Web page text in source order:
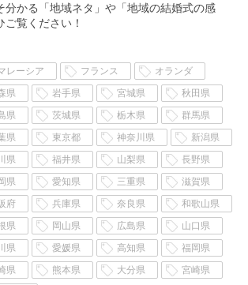
分かる「地域ネタ」や「地域の結婚式の感
覧ください！
レーシア フランス
オランダ
県 岩手県 宮城県
秋田県
県 茨城県 栃木県
群馬県
県 東京都 神奈川県
新潟県
県 福井県 山梨県
長野県
県 愛知県 三重県
滋賀県
府 兵庫県 奈良県
和歌山県
県 岡山県 広島県
山口県
県 愛媛県 高知県
福岡県
県 熊本県 大分県
宮崎県